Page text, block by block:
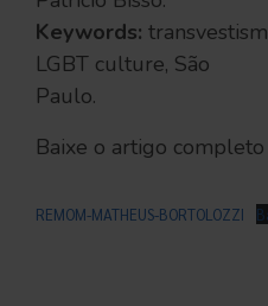
Keywords:
LGBT culture, São
Paulo.
Baixe o artigo completo
REMOM-MATHEUS-BORTOLOZZI